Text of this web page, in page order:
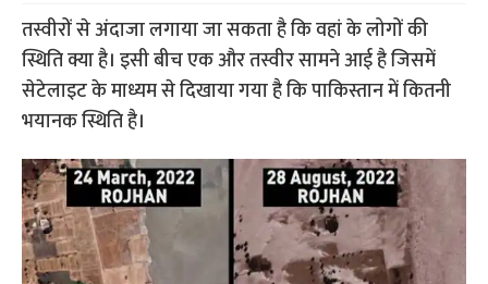
तस्वीरों से अंदाजा लगाया जा सकता है कि वहां के लोगों की
स्थिति क्या है। इसी बीच एक और तस्वीर सामने आई है जिसमें
सेटेलाइट के माध्यम से दिखाया गया है कि पाकिस्तान में कितनी
भयानक स्थिति है।